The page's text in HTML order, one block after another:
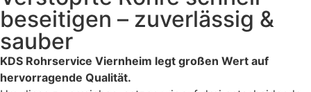
beseitigen – zuverlässig &
sauber
KDS Rohrservice Viernheim legt großen Wert auf
hervorragende Qualität.